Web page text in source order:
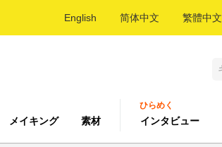
English 简体中文 繁體中文
メイキング 素材
ひらめく
インタビュー